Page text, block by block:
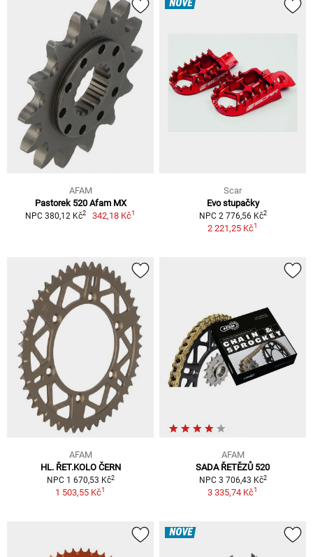
AFAM
Pastorek 520 Afam MX
NPC 380,12 Kč2 342,18 Kč1
NOVÉ
Scar
Evo stupačky
NPC 2 776,56 Kč2
2 221,25 Kč1
AFAM
HL. ŘET.KOLO ČERN
NPC 1 670,53 Kč2
1 503,55 Kč1
AFAM
SADA ŘETĚZŮ 520
NPC 3 706,43 Kč2
3 335,74 Kč1
NOVÉ